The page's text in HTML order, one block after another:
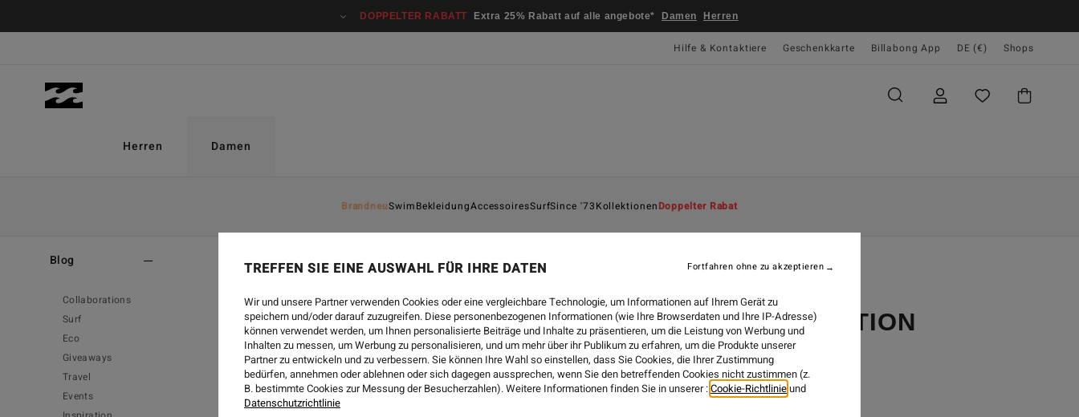
DOPPELTER RABATT Extra 25% Rabatt auf alle angebote* Damen Herren
Hilfe & Kontaktiere Geschenkkarte Billabong App DE (€) Shops
Herren Damen
BrandneuSwimBekleidungAccessoiresSurfSince '73KollektionenDoppelter Rabat
Blog
Collaborations
Surf
Eco
Giveaways
Travel
Events
LOOKBOOK | NEW SINCE 73 COLLECTION
TREFFEN SIE EINE AUSWAHL FÜR IHRE DATEN
Wir und unsere Partner verwenden Cookies oder eine vergleichbare Technologie, um Informationen auf Ihrem Gerät zu
speichern und/oder darauf zuzugreifen. Diese personenbezogenen Informationen (wie Ihre Browserdaten und Ihre IP-Adresse)
können verwendet werden, um Ihnen personalisierte Beiträge und Inhalte zu präsentieren, um die Leistung von Werbung und
Inhalten zu messen, um Werbung zu personalisieren, und um mehr über ihr Publikum zu erfahren, um die Produkte unserer
Partner zu entwickeln und zu verbessern. Sie können Ihre Wahl so einstellen, dass Sie Cookies, die Ihrer Zustimmung
bedürfen, annehmen oder ablehnen oder sich dagegen aussprechen, wenn Sie den betreffenden Cookies nicht zustimmen (z.
B. bestimmte Cookies zur Messung der Besucherzahlen). Weitere Informationen finden Sie in unserer :Cookie-Richtlinieund
Datenschutzrichtlinie
Fortfahren ohne zu akzeptieren